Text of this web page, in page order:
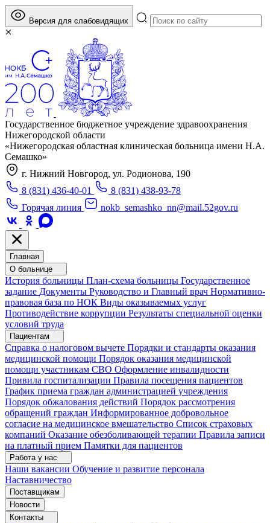
Версия для слабовидящих
Государственное бюджетное учреждение здравоохранения
Нижегородской области
«Нижегородская областная клиническая больница имени Н.А.
Семашко»
г. Нижний Новгород, ул. Родионова, 190
8 (831) 436-40-01
8 (831) 438-93-78
Горячая линия
nokb_semashko_nn@mail.52gov.ru
Главная
О больнице
История больницы План-схема больницы Государственное
задание Документы Руководство и Главный врач Нормативно-
правовая база по НОК Виды оказываемых услуг
Противодействие коррупции Результаты специальной оценки
условий труда
Пациентам
Справка о налоговом вычете Порядки и стандарты оказания
медицинской помощи Порядок оказания медицинской
помощи участникам СВО Оформление инвалидности
Привила госпитализации Правила посещения пациентов
График приема граждан администрацией учреждения
Порядок обжалования действий Порядок рассмотрения
обращений граждан Информированное добровольное
согласие на медицинское вмешательство Список страховых
компаний Оказание обезболивающей терапии Правила записи
на платный прием Памятки для пациентов
Работа у нас
Наши вакансии Обучение и развитие персонала
Наставничество
Поставщикам
Новости
Контакты